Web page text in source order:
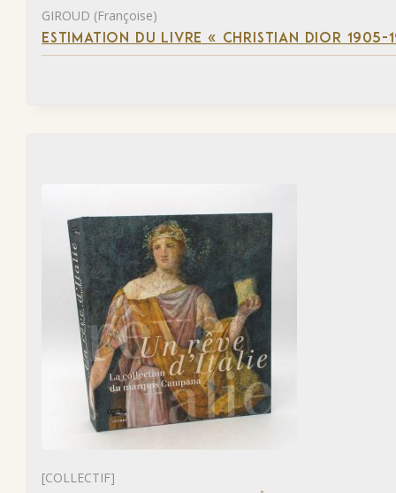
GIROUD (Françoise)
ESTIMATION DU LIVRE « CHRISTIAN DIOR 1905-
[COLLECTIF]